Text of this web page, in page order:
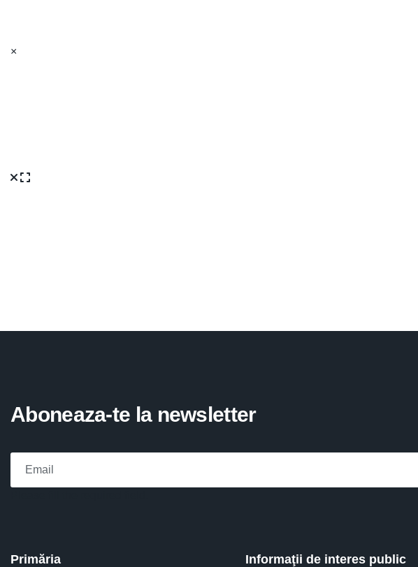
×
Aboneaza-te la newsletter
Primăria Informaţii de interes public